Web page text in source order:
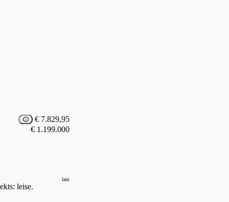
laut
leise.
€ 7.829,95
€ 1.199.000